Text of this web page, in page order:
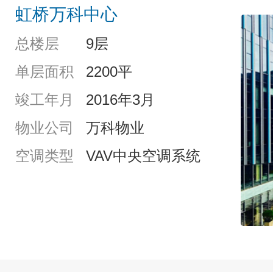
虹桥万科中心
总楼层
9层
单层面积
2200平
竣工年月
2016年3月
物业公司
万科物业
空调类型
VAV中央空调系统